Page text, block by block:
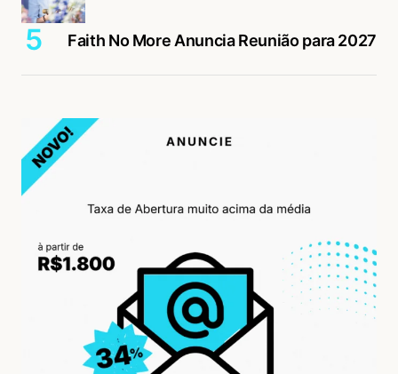
Faith No More Anuncia Reunião para 2027